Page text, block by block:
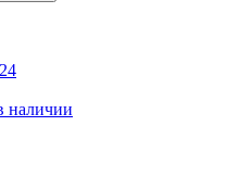
наличии